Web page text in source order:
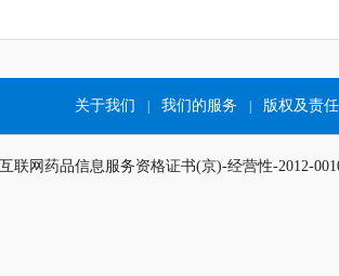
关于我们 我们的服务 版权及责
联网药品信息服务资格证书(京)-经营性-2012-